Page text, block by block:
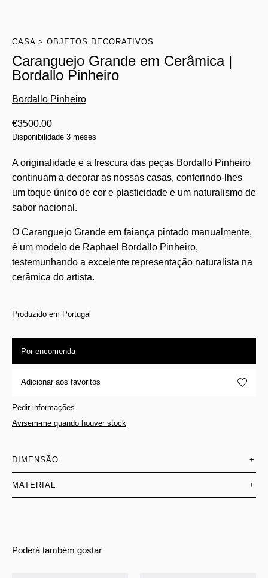
CASA OBJETOS DECORATIVOS
Caranguejo Grande em Cerâmica |
Bordallo Pinheiro
Bordallo Pinheiro
€3500.00
Disponibilidade 3 meses
A originalidade e a frescura das peças Bordallo Pinheiro
continuam a decorar as nossas casas, conferindo-lhes
um toque único de cor e plasticidade e um naturalismo de
sabor nacional.
O Caranguejo Grande em faiança pintado manualmente,
é um modelo de Raphael Bordallo Pinheiro,
testemunhando a excelente representação naturalista na
cerâmica do artista.
Produzido em Portugal
Por encomenda
Adicionar aos favoritos
Pedir informações
Avisem-me quando houver stock
DIMENSÃO +
MATERIAL +
Poderá também gostar